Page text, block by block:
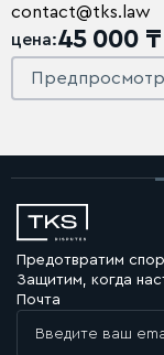
contact@tks.law
цена:45 000 ₸
Предпросмотр
Предотвратим
Защитим, когда
Почта